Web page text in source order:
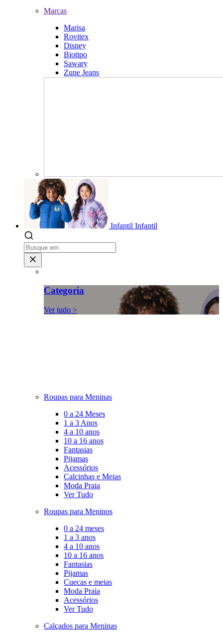
Marcas
Marisa
Rovitex
Disney
Biotipo
Sawary
Zune Jeans
Infantil Infantil
Categoria
Ver tudo >
Roupas para Meninas
0 a 24 Meses
1 a 3 Anos
4 a 10 anos
10 a 16 anos
Fantasias
Pijamas
Acessórios
Calcinhas e Meias
Moda Praia
Ver Tudo
Roupas para Meninos
0 a 24 meses
1 a 3 anos
4 a 10 anos
10 a 16 anos
Fantasias
Pijamas
Cuecas e meias
Moda Praia
Acessórios
Ver Tudo
Calçados para Meninas